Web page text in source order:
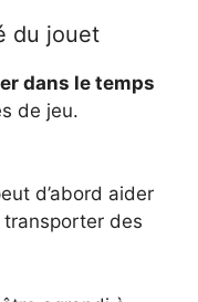
du jouet
dans le temps
de jeu.
d’abord aider
transporter des